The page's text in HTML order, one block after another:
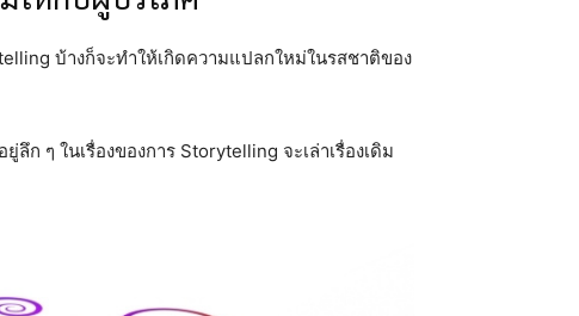
บ้างก็จะทำให้เกิดความแปลกใหม่ในรสชาติของ
ลึก ๆ ในเรื่องของการ Storytelling จะเล่าเรื่องเดิม